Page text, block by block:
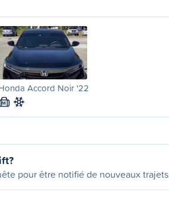
Accord Noir '22
M
pour être notifié de nouveaux trajets